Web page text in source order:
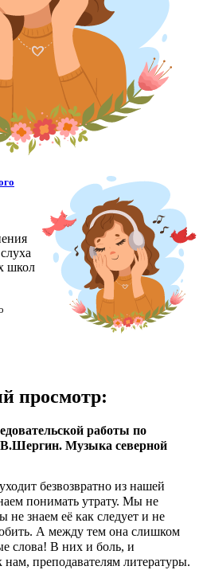
школ
просмотр:
работы по
Музыка северной
безвозвратно из нашей
понимать утрату. Мы не
не знаем её как следует и не
А между тем она слишком
слова! В них и боль, и
преподавателям литературы.